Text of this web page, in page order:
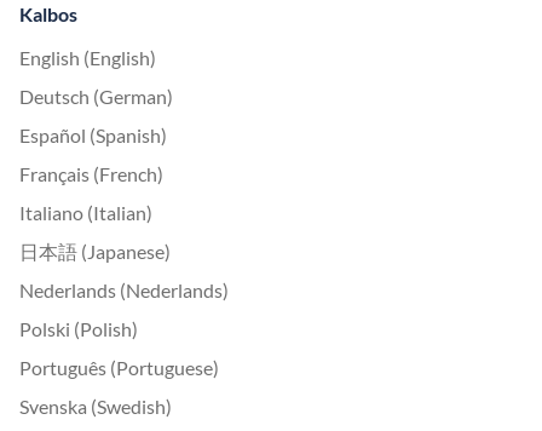
Kalbos
English (English)
Deutsch (German)
Español (Spanish)
Français (French)
Italiano (Italian)
日本語 (Japanese)
Nederlands (Nederlands)
Polski (Polish)
Português (Portuguese)
Svenska (Swedish)